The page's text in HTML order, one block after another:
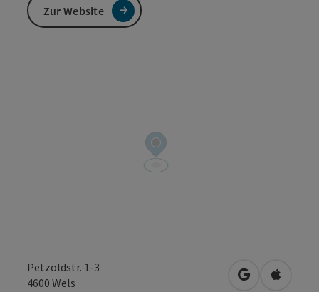
Petzoldstr. 1-3
4600 Wels in Google
in
Zur Website